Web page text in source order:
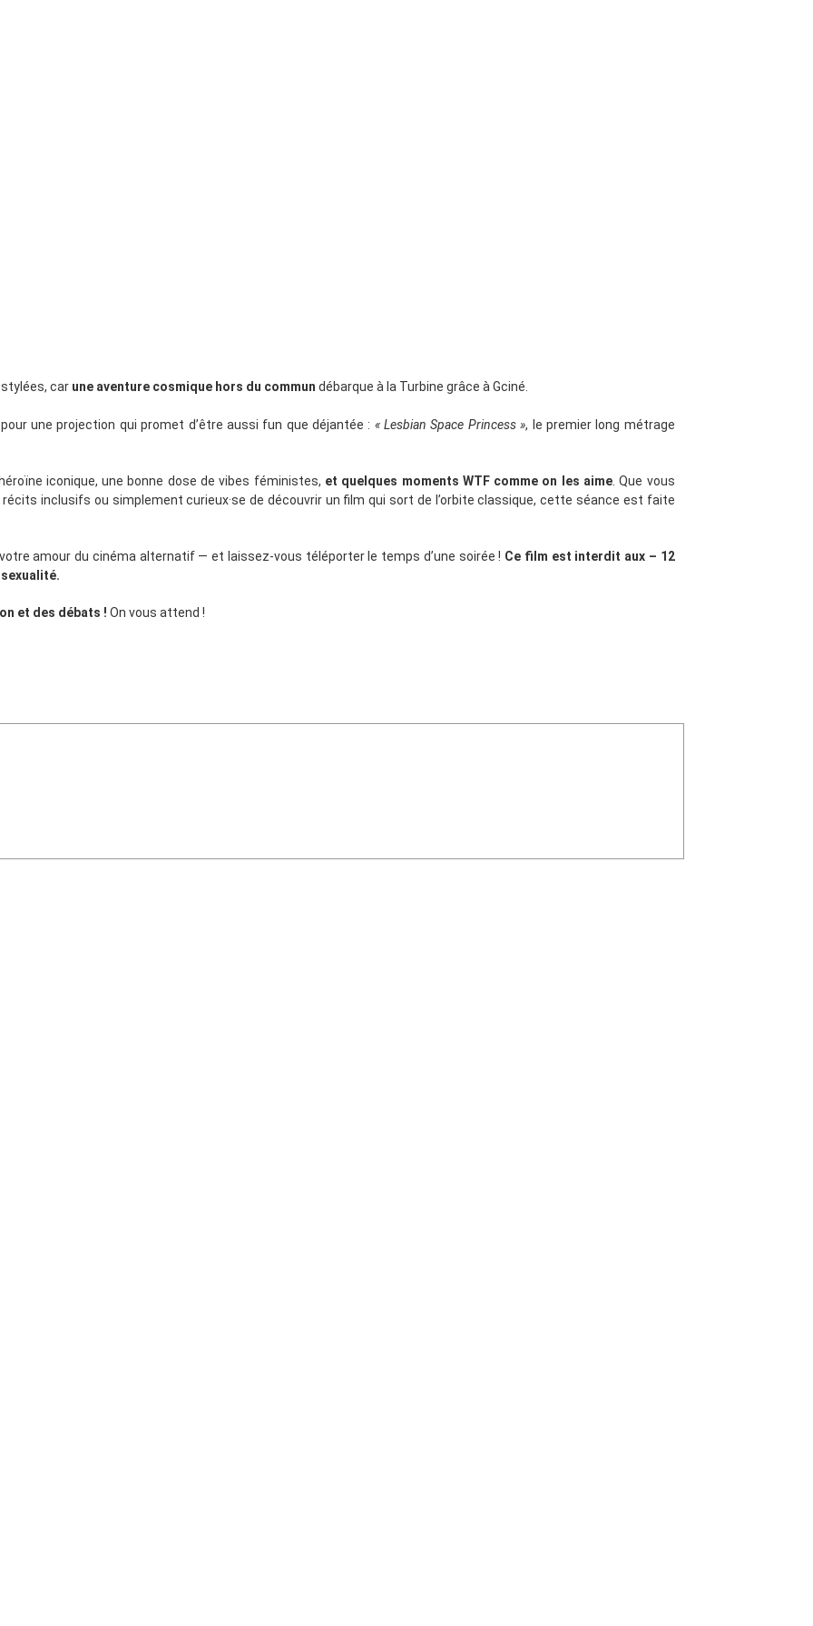
car une aventure cosmique hors du commun débarque à la Turbine grâce à Gciné.
une projection qui promet d’être aussi fun que déjantée : « Lesbian Space Princess », le premier long métrage
iconique, une bonne dose de vibes féministes, et quelques moments WTF comme on les aime . Que vous
inclusifs ou simplement curieux·se de découvrir un film qui sort de l’orbite classique, cette séance est faite
amour du cinéma alternatif — et laissez-vous téléporter le temps d’une soirée ! Ce film est interdit aux – 12
et des débats ! On vous attend !